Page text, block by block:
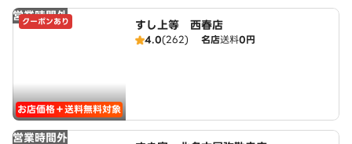
営業時間外
クーポンあり
お店価格＋送料無料対象
すし上等 西春店
4.0(262) 名店送料0円
営業時間外